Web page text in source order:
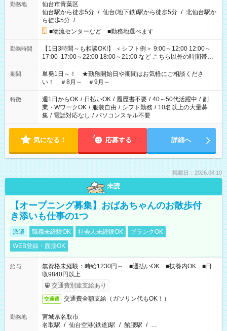
勤務地
仙台市青葉区
仙台駅から徒歩5分 / 仙台(地下鉄)駅から徒歩5分 / 北仙台駅か
ら徒歩5分 / …
■物流センターなど ■勤務地選べます
勤務時間
【1日3時間～も相談OK!】 ＜シフト例＞ 9:00～12:00 12:00～
17:00 17:00～22:00 18:00～21:00 など こちら以外の時間帯も
お気軽にご相談ください！
期間
単発1日～！ ★勤務開始日や期間はお気軽にご相談くださ
い！ ＃8月～ ＃9月～
特徴 週1日からOK / 日払いOK / 履歴書不要 / 40～50代活躍中 / 副
業・WワークOK / 服装自由 / シフト勤務 / 10名以上の大量募
集 / 電話対応なし / パソコンスキル不要
気になる！ 応募する 詳細へ
掲載日：2026.08.10
未読
【オープニング募集】おばあちゃんのお散歩付
き添いも仕事の1つ
派遣 職種未経験OK 社会人未経験OK
ブランクOK
WEB登録・面接OK
給与
無資格未経験：時給1230円～ ■週払いOK ■扶養内OK ■日
収9840円以上
交通費別途支給あり
交通費 交通費全額支給（ガソリン代もOK！）
勤務地
宮城県名取市
名取駅 / 仙台空港(鉄道)駅 / 館腰駅 / …